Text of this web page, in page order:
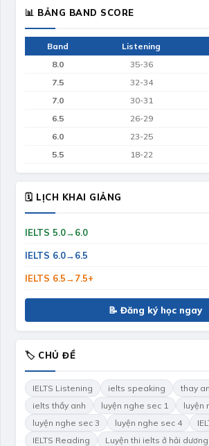
📊 BẢNG BAND SCORE
Band Listening
8.0
35-36
7.5
32-34
7.0
30-31
6.5
26-29
6.0
23-25
5.5
18-22
🗓 LỊCH KHAI GIẢNG
IELTS 5.0→6.0
IELTS 6.0→6.5
IELTS 6.5→7.5+
📝 Đăng ký học ngay
🏷 CHỦ ĐỀ
IELTS Listening ielts speaking
thay
ielts thầy anh
luyện nghe sec 1
luyện
luyện nghe sec 3
luyện nghe sec 4
IELTS Reading
Luyện thi ielts ở hải dương